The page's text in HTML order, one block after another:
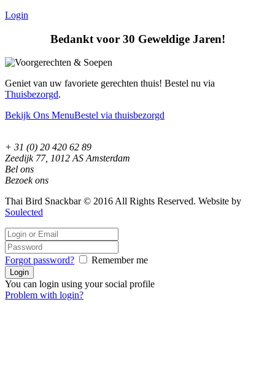
Login
Bedankt voor 30 Geweldige Jaren!
Geniet van uw favoriete gerechten thuis! Bestel nu via
Thuisbezorgd.
Bekijk Ons MenuBestel via thuisbezorgd
+ 31 (0) 20 420 62 89
Zeedijk 77, 1012 AS Amsterdam
Bel ons
Bezoek ons
Thai Bird Snackbar © 2016 All Rights Reserved. Website by
Soulected
Forgot password? Remember me
You can login using your social profile
Problem with login?